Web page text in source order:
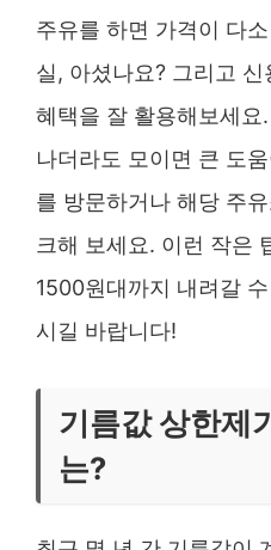
주유를 하면 가격이 다
실, 아셨나요? 그리고
혜택을 잘 활용해보세
나더라도 모이면 큰 도
를 방문하거나 해당 주
크해 보세요. 이런 작은
1500원대까지 내려갈
시길 바랍니다!
기름값 상한제
는?